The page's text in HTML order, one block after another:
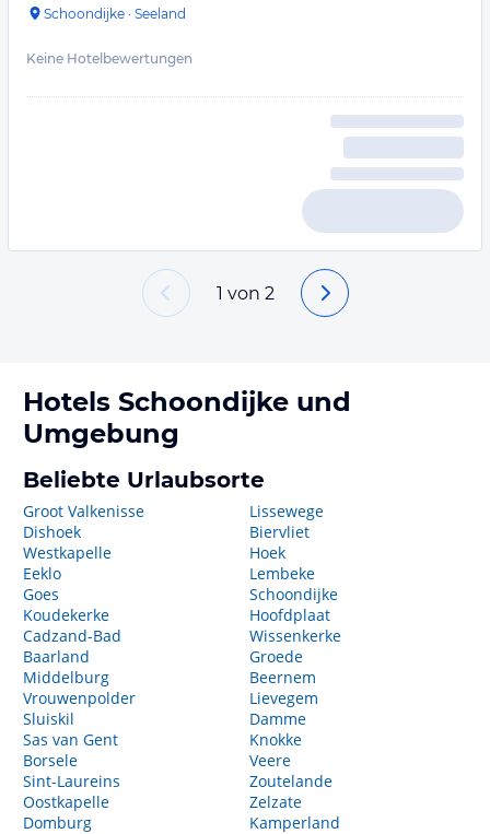
Schoondijke · Seeland
Keine Hotelbewertungen
1 von 2
Hotels Schoondijke und
Umgebung
Beliebte Urlaubsorte
Groot Valkenisse
Dishoek
Westkapelle
Eeklo
Goes
Koudekerke
Cadzand-Bad
Baarland
Middelburg
Vrouwenpolder
Sluiskil
Sas van Gent
Borsele
Sint-Laureins
Oostkapelle
Domburg
Lissewege
Biervliet
Hoek
Lembeke
Schoondijke
Hoofdplaat
Wissenkerke
Groede
Beernem
Lievegem
Damme
Knokke
Veere
Zoutelande
Zelzate
Kamperland